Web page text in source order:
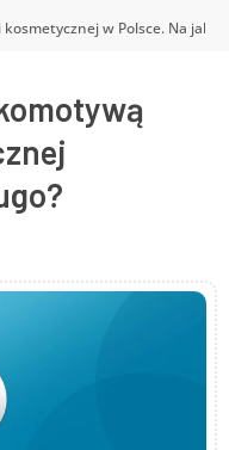
w Polsce. Na jak